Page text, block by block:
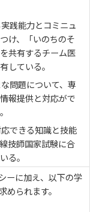
践能力とコミニュ
け、「いのちのそ
共有するチーム医
している。
問題について、専
報提供と対応がで
できる知識と技能
技師国家試験に合
る。
ーに加え、以下の学
められます。